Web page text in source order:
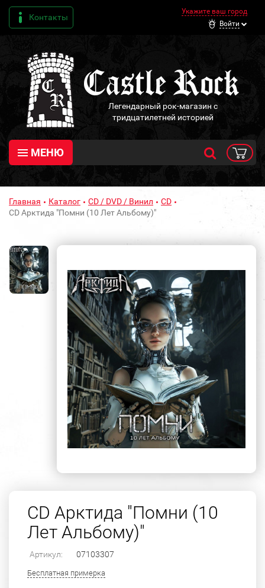
Контакты
Укажите ваш город
Войти
Легендарный рок-магазин с
тридцатилетней историей
МЕНЮ
Главная Каталог CD / DVD / Винил
CD
CD Арктида "Помни (10 Лет Альбому)"
CD Арктида "Помни (10
Лет Альбому)"
Артикул: 07103307
Бесплатная примерка